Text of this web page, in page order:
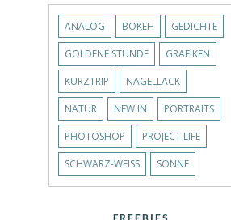
ANALOG BOKEH
GEDICHTE
GOLDENE STUNDE
GRAFIKEN
KURZTRIP
NAGELLACK
NATUR
NEW IN
PORTRAITS
PHOTOSHOP
PROJECT LIFE
SCHWARZ-WEISS
SONNE